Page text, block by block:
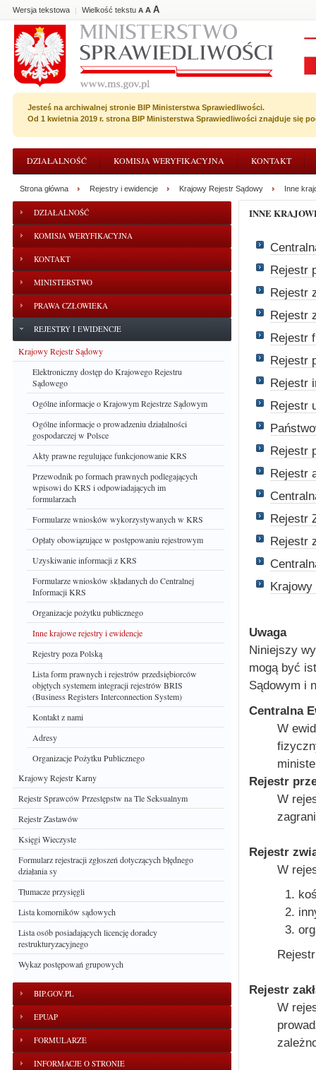
Wersja tekstowa | Wielkość tekstu A A A
Jesteś na archiwalnej stronie BIP Ministerstwa Sprawiedliwości.
Od 1 kwietnia 2019 r. strona BIP Ministerstwa Sprawiedliwości znajduje się
DZIAŁALNOŚĆ KOMISJA WERYFIKACYJNA KONTAKT
DZIAŁALNOŚĆ
KOMISJA WERYFIKACYJNA
KONTAKT
MINISTERSTWO
PRAWA CZŁOWIEKA
REJESTRY I EWIDENCJE
Krajowy Rejestr Sądowy
Elektroniczny dostęp do Krajowego Rejestru
Sądowego
Ogólne informacje o Krajowym Rejestrze Sądowym
Ogólne informacje o prowadzeniu działalności
gospodarczej w Polsce
Akty prawne regulujące funkcjonowanie KRS
Przewodnik po formach prawnych podlegających
wpisowi do KRS i odpowiadających im
formularzach
Formularze wniosków wykorzystywanych w KRS
Opłaty obowiązujące w postępowaniu rejestrowym
Uzyskiwanie informacji z KRS
Formularze wniosków składanych do Centralnej
Informacji KRS
Organizacje pożytku publicznego
Inne krajowe rejestry i ewidencje
Rejestry poza Polską
Lista form prawnych i rejestrów przedsiębiorców
objętych systemem integracji rejestrów BRIS
(Business Registers Interconnection System)
Kontakt z nami
Adresy
Organizacje Pożytku Publicznego
Krajowy Rejestr Karny
Rejestr Sprawców Przestępstw na Tle Seksualnym
Rejestr Zastawów
Księgi Wieczyste
Formularz rejestracji zgłoszeń dotyczących błędnego
działania sy
Tłumacze przysięgli
Lista komorników sądowych
Lista osób posiadających licencję doradcy
restrukturyzacyjnego
Wykaz postępowań grupowych
BIP.GOV.PL
EPUAP
FORMULARZE
INFORMACJE O STRONIE
Strona główna Rejestry i ewidencje Krajowy Rejestr Sądowy Inne
INNE
Rejestr
Rejestr
Rejestr
Rejestr
Rejestr
Rejestr
Rejestr
Rejestr
Rejestr
Rejestr
Rejestr
Uwaga
Niniejszy
mogą być
Sądowym i
Centralna
W
Rejestr
W
Rejestr
W
Rejestr
W